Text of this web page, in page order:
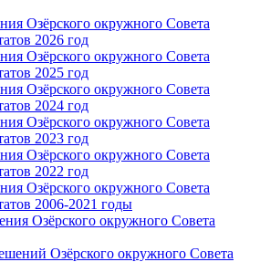
Озёрского окружного Совета
2026 год
Озёрского окружного Совета
2025 год
Озёрского окружного Совета
2024 год
Озёрского окружного Совета
2023 год
Озёрского окружного Совета
2022 год
Озёрского окружного Совета
2006-2021 годы
Озёрского окружного Совета
Озёрского окружного Совета